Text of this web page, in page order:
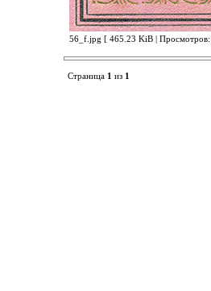
56_f.jpg [ 465.23 KiB | Просмотров:
Страница 1 из 1